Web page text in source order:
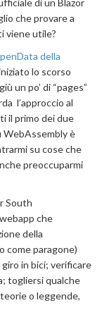
che provare a
viene utile?
della
lo scorso
un po’ di “pages”
l’approccio al
il primo dei due
WebAssembly è
su cose che
preoccuparmi
South
che
della
come paragone)
in bici; verificare
togliersi qualche
o leggende,